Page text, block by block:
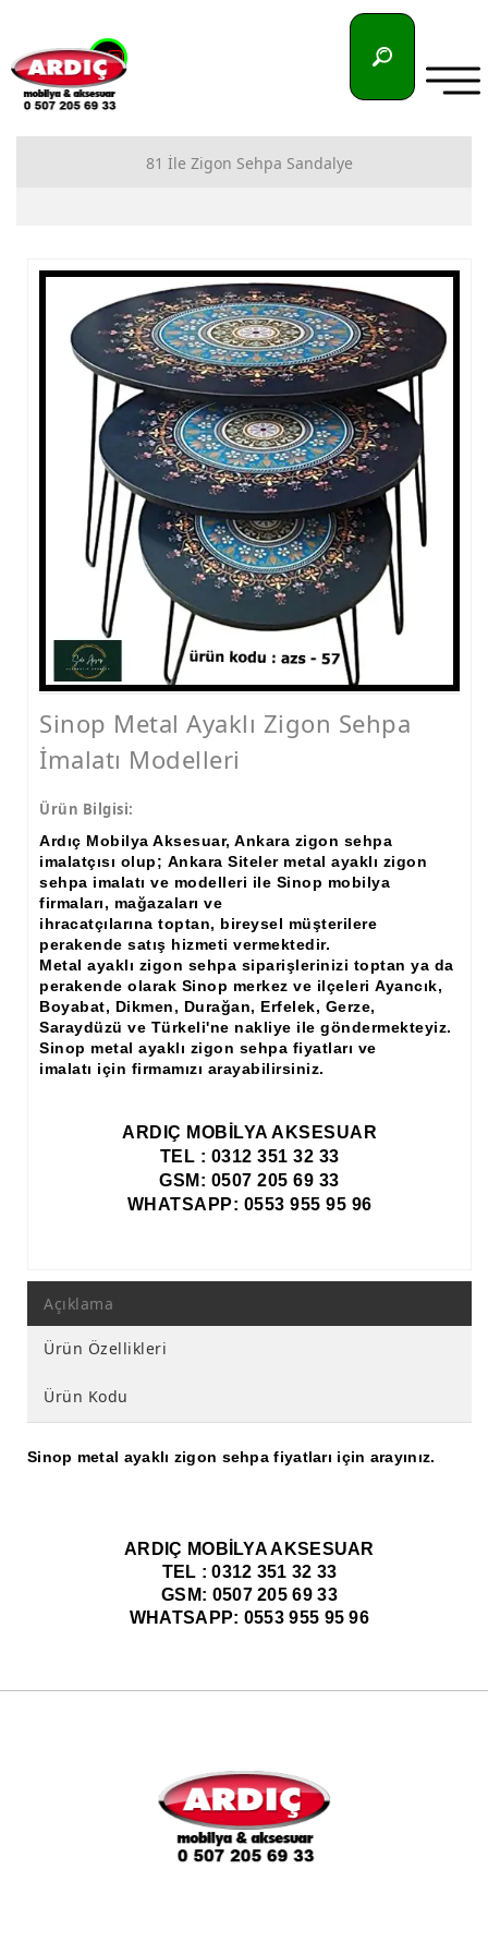
81 İle Zigon Sehpa Sandalye
Sinop Metal Ayaklı Zigon Sehpa
İmalatı Modelleri
Ürün Bilgisi:
Ardıç Mobilya Aksesuar, Ankara zigon sehpa
imalatçısı olup; Ankara Siteler metal ayaklı zigon
sehpa imalatı ve modelleri ile Sinop mobilya
firmaları, mağazaları ve
ihracatçılarına toptan, bireysel müşterilere
perakende satış hizmeti vermektedir.
Metal ayaklı zigon sehpa siparişlerinizi toptan ya da
perakende olarak Sinop merkez ve ilçeleri Ayancık,
Boyabat, Dikmen, Durağan, Erfelek, Gerze,
Saraydüzü ve Türkeli'ne nakliye ile göndermekteyiz.
Sinop metal ayaklı zigon sehpa fiyatları ve
imalatı için firmamızı arayabilirsiniz.
ARDIÇ MOBİLYA AKSESUAR
TEL : 0312 351 32 33
GSM: 0507 205 69 33
WHATSAPP: 0553 955 95 96
Açıklama
Ürün Özellikleri
Ürün Kodu
Sinop metal ayaklı zigon sehpa fiyatları için arayınız.
ARDIÇ MOBİLYA AKSESUAR
TEL : 0312 351 32 33
GSM: 0507 205 69 33
WHATSAPP: 0553 955 95 96